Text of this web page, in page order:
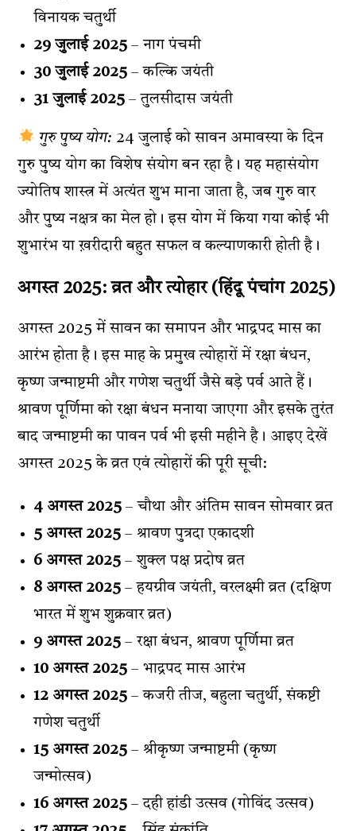
विनायक चतुर्थी
29 जुलाई 2025 – नाग पंचमी
30 जुलाई 2025 – कल्कि जयंती
31 जुलाई 2025 – तुलसीदास जयंती
गुरु पुष्य योग: 24 जुलाई को सावन अमावस्या के दिन
गुरु पुष्य योग का विशेष संयोग बन रहा है। यह महासंयोग
ज्योतिष शास्त्र में अत्यंत शुभ माना जाता है, जब गुरु वार
और पुष्य नक्षत्र का मेल हो। इस योग में किया गया कोई भी
शुभारंभ या ख़रीदारी बहुत सफल व कल्याणकारी होती है।
अगस्त 2025: व्रत और त्योहार (हिंदू पंचांग 2025)
अगस्त 2025 में सावन का समापन और भाद्रपद मास का
आरंभ होता है। इस माह के प्रमुख त्योहारों में रक्षा बंधन,
कृष्ण जन्माष्टमी और गणेश चतुर्थी जैसे बड़े पर्व आते हैं।
श्रावण पूर्णिमा को रक्षा बंधन मनाया जाएगा और इसके तुरंत
बाद जन्माष्टमी का पावन पर्व भी इसी महीने है। आइए देखें
अगस्त 2025 के व्रत एवं त्योहारों की पूरी सूची:
4 अगस्त 2025 – चौथा और अंतिम सावन सोमवार व्रत
5 अगस्त 2025 – श्रावण पुत्रदा एकादशी
6 अगस्त 2025 – शुक्ल पक्ष प्रदोष व्रत
8 अगस्त 2025 – हयग्रीव जयंती, वरलक्ष्मी व्रत (दक्षिण
भारत में शुभ शुक्रवार व्रत)
9 अगस्त 2025 – रक्षा बंधन, श्रावण पूर्णिमा व्रत
10 अगस्त 2025 – भाद्रपद मास आरंभ
12 अगस्त 2025 – कजरी तीज, बहुला चतुर्थी, संकष्टी
गणेश चतुर्थी
15 अगस्त 2025 – श्रीकृष्ण जन्माष्टमी (कृष्ण
जन्मोत्सव)
16 अगस्त 2025 – दही हांडी उत्सव (गोविंद उत्सव)